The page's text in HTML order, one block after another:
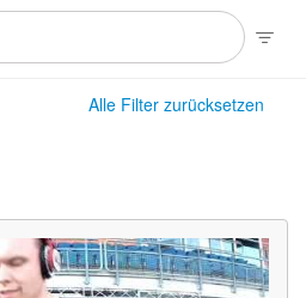
Alle Filter zurücksetzen